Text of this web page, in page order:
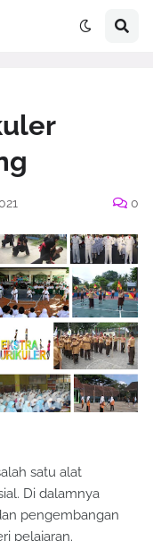
0
satu alat
Di dalamnya
pengembangan
pelajaran.